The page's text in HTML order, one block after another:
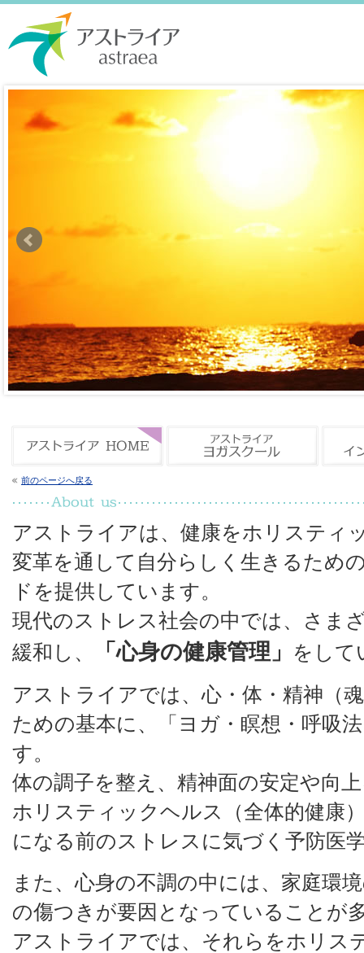
前のページへ戻る
アストライアは、健康をホリスティ
変革を通して自分らしく生きるため
ドを提供しています。
現代のストレス社会の中では、さま
緩和し、
「心身の健康管理」
をして
アストライアでは、心・体・精神（
ための基本に、「ヨガ・瞑想・呼吸
す。
体の調子を整え、精神面の安定や向
ホリスティックヘルス（全体的健康
になる前のストレスに気づく予防医
また、心身の不調の中には、家庭環
の傷つきが要因となっていることが
アストライアでは、それらをホリス